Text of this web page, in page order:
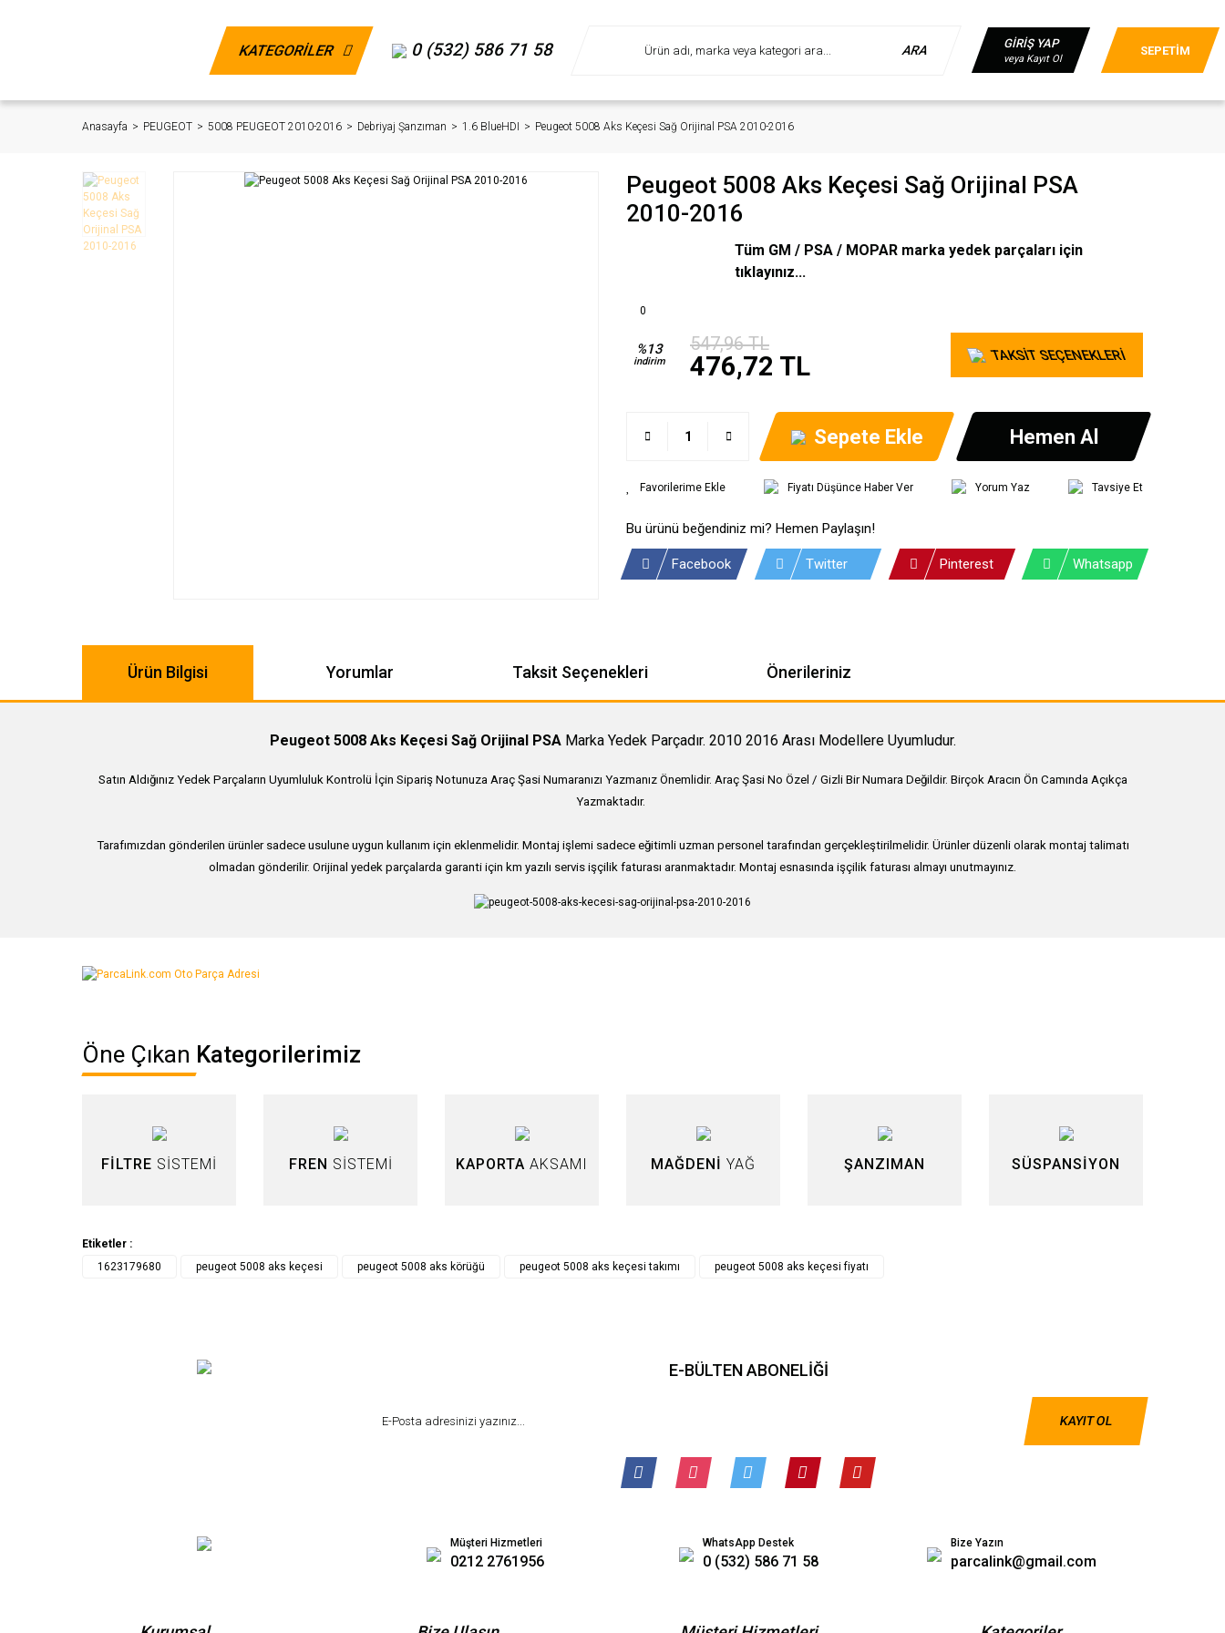
KATEGORİLER 0 (532) 586 71 58 ARA GİRİŞ YAP
veya Kayıt Ol
SEPETİM
Anasayfa PEUGEOT 5008 PEUGEOT 2010-2016 Debriyaj Şanzıman 1.6 BlueHDI Peugeot 5008 Aks Keçesi Sağ Orijinal PSA 2010-2016
Peugeot 5008 Aks Keçesi Sağ Orijinal PSA
2010-2016
Tüm GM / PSA / MOPAR marka yedek parçaları için
tıklayınız...
0
%13
indirim
547,96 TL
476,72 TL TAKSİT SEÇENEKLERİ
Sepete Ekle Hemen Al
Fiyatı Düşünce Haber Ver Yorum Yaz Tavsiye Et
Bu ürünü beğendiniz mi? Hemen Paylaşın!
Facebook Twitter Pinterest Whatsapp
Ürün Bilgisi Yorumlar Taksit Seçenekleri Önerileriniz
Peugeot 5008 Aks Keçesi Sağ Orijinal PSAMarka Yedek Parçadır. 2010 2016 Arası Modellere Uyumludur.
Satın Aldığınız Yedek Parçaların Uyumluluk Kontrolü İçin Sipariş Notunuza Araç Şasi Numaranızı Yazmanız Önemlidir. Araç Şasi No Özel / Gizli Bir Numara Değildir. Birçok Aracın Ön Camında Açıkça
Yazmaktadır.
Tarafımızdan gönderilen ürünler sadece usulune uygun kullanım için eklenmelidir. Montaj işlemi sadece eğitimli uzman personel tarafından gerçekleştirilmelidir. Ürünler düzenli olarak montaj talimatı
olmadan gönderilir. Orijinal yedek parçalarda garanti için km yazılı servis işçilik faturası aranmaktadır. Montaj esnasında işçilik faturası almayı unutmayınız.
Bu ürünün fiyat bilgisi, resim, ürün açıklamalarında ve diğer konularda yetersiz gördüğünüz noktaları öneri formunu kullanarak tarafımıza iletebilirsiniz.
Ürün açıklamasında eksik bilgiler bulunuyor.
Bu ürüne benzer farklı alternatifler olmalı.
Gönder
Öne Çıkan Kategorilerimiz
FİLTRE SİSTEMİ FREN SİSTEMİ KAPORTA AKSAMI MAĞDENİ YAĞ ŞANZIMAN SÜSPANSİYON
Etiketler :
1623179680
peugeot 5008 aks keçesi peugeot 5008 aks körüğü peugeot 5008 aks keçesi takımı peugeot 5008 aks keçesi fiyatı
E-BÜLTEN ABONELİĞİ
KAYIT OL
Müşteri Hizmetleri
0212 2761956
WhatsApp Destek
0 (532) 586 71 58
Bize Yazın
parcalink@gmail.com